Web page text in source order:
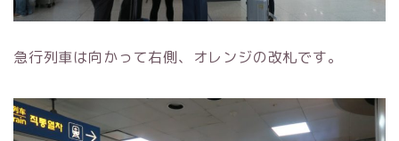
急行列車は向かって右側、オレンジの改札です。